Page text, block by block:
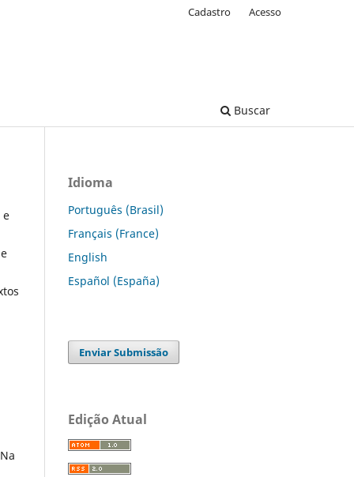
Buscar
Cadastro Acesso
e
Idioma
Português (Brasil)
Français (France)
English
Español (España)
Enviar Submissão
Edição Atual